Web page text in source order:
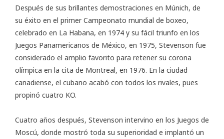
Después de sus brillantes demostraciones en Múnich, de
su éxito en el primer Campeonato mundial de boxeo,
celebrado en La Habana, en 1974 y su fácil triunfo en los
Juegos Panamericanos de México, en 1975, Stevenson fue
considerado el amplio favorito para retener su corona
olímpica en la cita de Montreal, en 1976. En la ciudad
canadiense, el cubano acabó con todos los rivales, pues
propinó cuatro KO.
Cuatro años después, Stevenson intervino en los Juegos de
Moscú, donde mostró toda su superioridad e implantó un